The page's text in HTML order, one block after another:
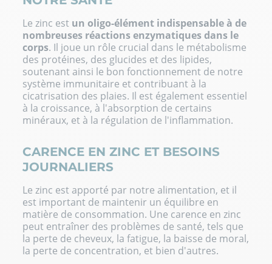
Le zinc est un oligo-élément indispensable à de
nombreuses réactions enzymatiques dans le
corps. Il joue un rôle crucial dans le métabolisme
des protéines, des glucides et des lipides,
soutenant ainsi le bon fonctionnement de notre
système immunitaire et contribuant à la
cicatrisation des plaies. Il est également essentiel
à la croissance, à l'absorption de certains
minéraux, et à la régulation de l'inflammation.
CARENCE EN ZINC ET BESOINS
JOURNALIERS
Le zinc est apporté par notre alimentation, et il
est important de maintenir un équilibre en
matière de consommation. Une carence en zinc
peut entraîner des problèmes de santé, tels que
la perte de cheveux, la fatigue, la baisse de moral,
la perte de concentration, et bien d'autres.